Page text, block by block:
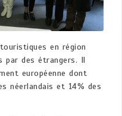
en région
par des étrangers. Il
européenne dont
néerlandais et 14% des